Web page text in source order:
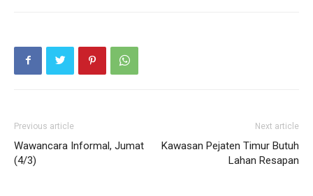
Previous article
Wawancara Informal, Jumat
(4/3)
Next article
Kawasan Pejaten Timur Butuh
Lahan Resapan